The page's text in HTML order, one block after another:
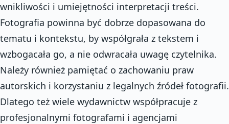
wnikliwości i umiejętności interpretacji treści.
Fotografia powinna być dobrze dopasowana do
tematu i kontekstu, by współgrała z tekstem i
wzbogacała go, a nie odwracała uwagę czytelnika.
Należy również pamiętać o zachowaniu praw
autorskich i korzystaniu z legalnych źródeł fotografii.
Dlatego też wiele wydawnictw współpracuje z
profesjonalnymi fotografami i agencjami